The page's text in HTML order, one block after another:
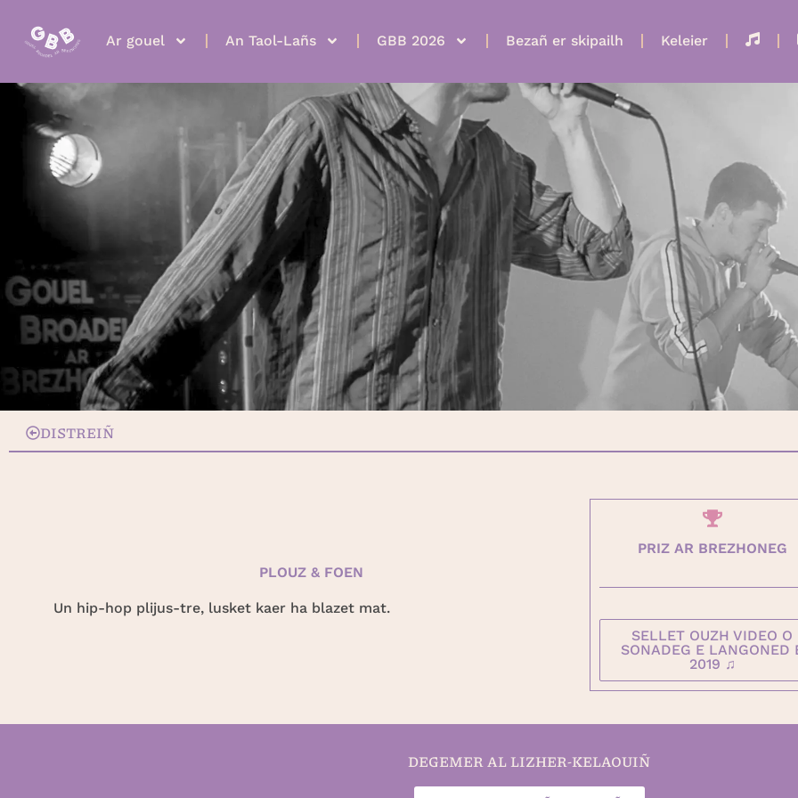
Ar gouel An Taol-Lañs GBB 2026 Bezañ er skipailh Keleier Selaou
DISTREIÑ
PLOUZ & FOEN
Un hip-hop plijus-tre, lusket kaer ha blazet mat.
PRIZ AR BREZHONEG
SELLET OUZH VIDEO O
SONADEG E LANGONED
2019 ♫
DEGEMER AL LIZHER-KELAOUIÑ